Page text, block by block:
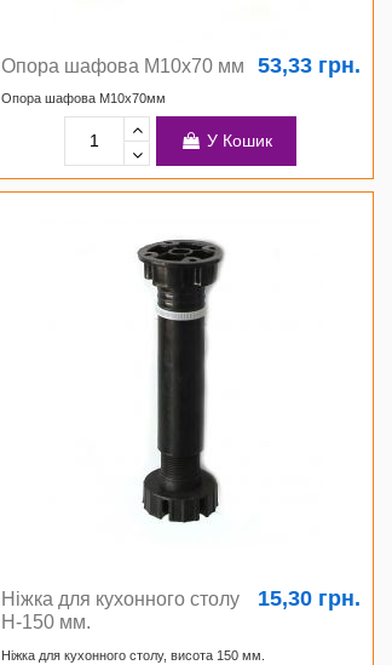
Опора шафова М10х70 мм 53,33 грн.
Опора шафова М10х70мм
У Кошик
Ніжка для кухонного столу
H-150 мм.
15,30 грн.
Ніжка для кухонного столу, висота 150 мм.